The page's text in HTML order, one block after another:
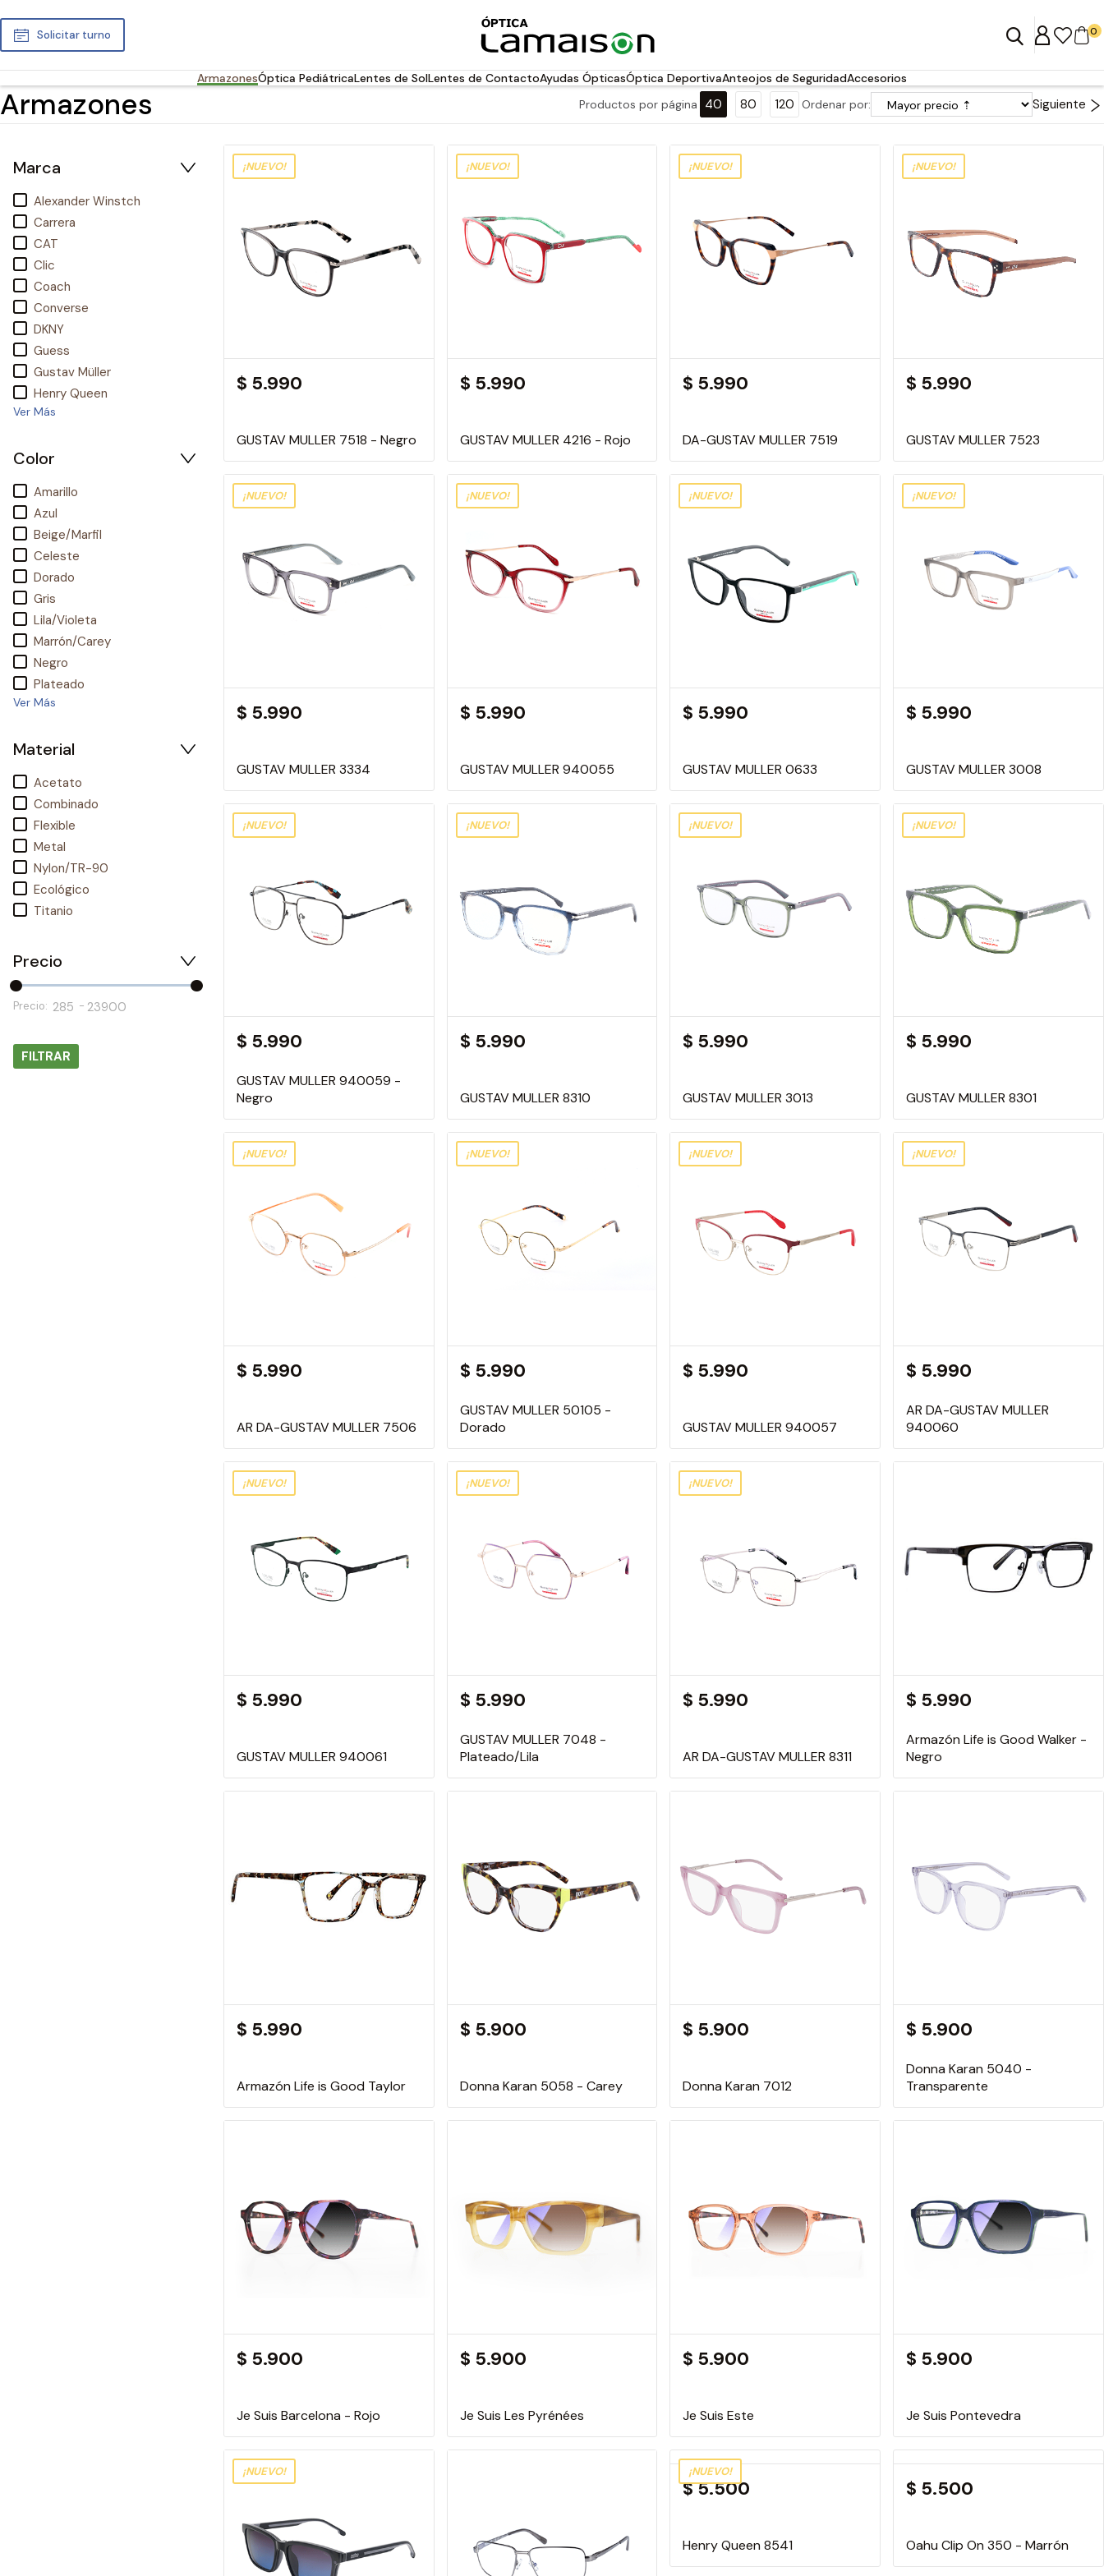
Solicitar turno 0
ArmazonesÓptica PediátricaLentes de SolLentes de ContactoAyudas ÓpticasÓptica DeportivaAnteojos de SeguridadAccesorios
Armazones Productos por página 40 80 120 Ordenar por: Siguiente
Marca
Alexander Winstch
Carrera
CAT
Clic
Coach
Converse
DKNY
Guess
Gustav Müller
Henry Queen
Ver Más
Color
Amarillo
Azul
Beige/Marfil
Celeste
Dorado
Gris
Lila/Violeta
Marrón/Carey
Negro
Plateado
Ver Más
Material
Acetato
Combinado
Flexible
Metal
Nylon/TR-90
Ecológico
Titanio
Precio
Precio: 285 - 23900
¡NUEVO!
$ 5.990
GUSTAV MULLER 7518 - Negro
¡NUEVO!
$ 5.990
GUSTAV MULLER 4216 - Rojo
¡NUEVO!
$ 5.990
DA-GUSTAV MULLER 7519
¡NUEVO!
$ 5.990
GUSTAV MULLER 7523
¡NUEVO!
$ 5.990
GUSTAV MULLER 3334
¡NUEVO!
$ 5.990
GUSTAV MULLER 940055
¡NUEVO!
$ 5.990
GUSTAV MULLER 0633
¡NUEVO!
$ 5.990
GUSTAV MULLER 3008
¡NUEVO!
$ 5.990
GUSTAV MULLER 940059 -
Negro
¡NUEVO!
$ 5.990
GUSTAV MULLER 8310
¡NUEVO!
$ 5.990
GUSTAV MULLER 3013
¡NUEVO!
$ 5.990
GUSTAV MULLER 8301
¡NUEVO!
$ 5.990
AR DA-GUSTAV MULLER 7506
¡NUEVO!
$ 5.990
GUSTAV MULLER 50105 -
Dorado
¡NUEVO!
$ 5.990
GUSTAV MULLER 940057
¡NUEVO!
$ 5.990
AR DA-GUSTAV MULLER
940060
¡NUEVO!
$ 5.990
GUSTAV MULLER 940061
¡NUEVO!
$ 5.990
GUSTAV MULLER 7048 -
Plateado/Lila
¡NUEVO!
$ 5.990
AR DA-GUSTAV MULLER 8311
$ 5.990
Armazón Life is Good Walker -
Negro
$ 5.990
Armazón Life is Good Taylor
$ 5.900
Donna Karan 5058 - Carey
$ 5.900
Donna Karan 7012
$ 5.900
Donna Karan 5040 -
Transparente
$ 5.900
Je Suis Barcelona - Rojo
$ 5.900
Je Suis Les Pyrénées
$ 5.900
Je Suis Este
$ 5.900
Je Suis Pontevedra
¡NUEVO! ¡NUEVO!
$ 5.500
Henry Queen 8541
$ 5.500
Oahu Clip On 350 - Marrón